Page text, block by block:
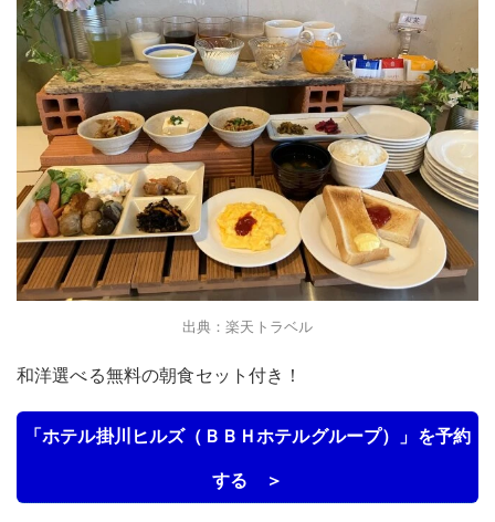
出典：楽天トラベル
和洋選べる無料の朝食セット付き！
「ホテル掛川ヒルズ（ＢＢＨホテルグループ）」を予約
する ＞